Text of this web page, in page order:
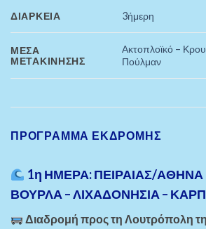
ΔΙΆΡΚΕΙΑ 3ήμερη
ΜΈΣΑ
ΜΕΤΑΚΊΝΗΣΗΣ
Ακτοπλοϊκό –
Πούλμαν
ΠΡΌΓΡΑΜΜΑ ΕΚΔΡΟΜΉΣ
1η ΗΜΕΡΑ: ΠΕΙΡΑΙΑΣ/
ΒΟΥΡΛΑ – ΛΙΧΑΔΟΝΗΣΙΑ –
Διαδρομή προς τη Λουτρόπολη